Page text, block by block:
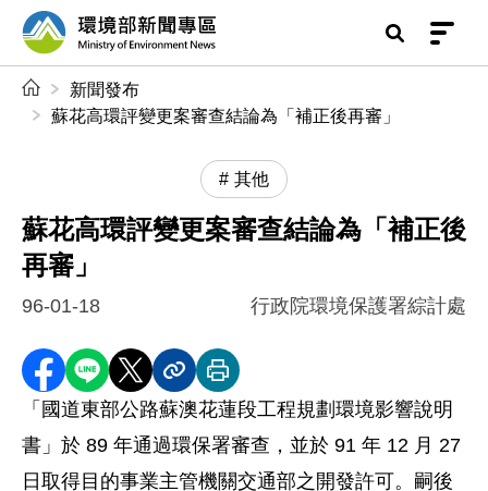
前往中央內容區塊
環境部新聞專區
新聞發布
蘇花高環評變更案審查結論為「補正後再審」
其他
蘇花高環評變更案審查結論為「補正後
再審」
96-01-18 行政院環境保護署綜計處
分享至 Facebook
分享到 LINE
分享到 X分享內容連結
列印本頁
「國道東部公路蘇澳花蓮段工程規劃環境影響說明
書」於 89 年通過環保署審查，並於 91 年 12 月 27
日取得目的事業主管機關交通部之開發許可。嗣後